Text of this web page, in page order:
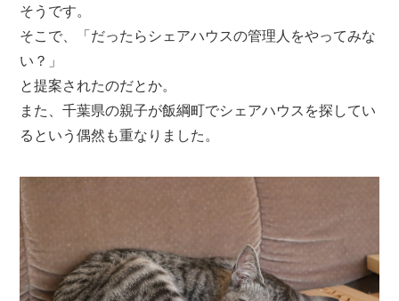
そうです。
そこで、「だったらシェアハウスの管理人をやってみな
い？」
と提案されたのだとか。
また、千葉県の親子が飯綱町でシェアハウスを探してい
るという偶然も重なりました。